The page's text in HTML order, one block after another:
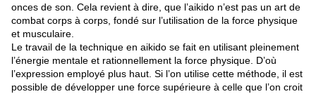
onces de son. Cela revient à dire, que l’aikido n’est pas un art de
combat corps à corps, fondé sur l’utilisation de la force physique
et musculaire.
Le travail de la technique en aikido se fait en utilisant pleinement
l’énergie mentale et rationnellement la force physique. D’où
l’expression employé plus haut. Si l’on utilise cette méthode, il est
possible de développer une force supérieure à celle que l’on croit